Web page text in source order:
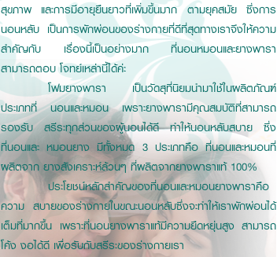
สุขภาพ และการมีอายุยืนยาวที่เพิ่มขึ้นมาก ตามยุคสมัย ซึ่งการ
นอนหลับ เป็นการพักผ่อนของร่างกายที่ดีที่สุดทางเราจึงให้ความ
สำคัญกับ เรื่องนี้เป็นอย่างมาก ที่นอนหมอนและยางพารา
สามารถตอบ โจทย์เหล่านี้ได้ค่ะ
โฟมยางพารา เป็นวัดสุที่นิยมนำมาใช้ในผลิตภัณฑ์
ประเภทที่ นอนและหมอน เพราะยางพารามีคุณสมบัติที่สามารถ
รองรับ สรีระทุกส่วนของผู้นอนได้ดี ทำให้นอนหลับสบาย ซึ่ง
ที่นอนและ หมอนยาง มีทั้งหมด 3 ประเภทคือ ที่นอนและหมอนที่
ผลิตจาก ยางสังเคราะห์ล้วนๆ ที่ผลิตจากยางพาราแท้ 100%
ประโยชน์หลักสำคัญของที่นอนและหมอนยางพาราคือ
ความ สบายของร่างกายในขณะนอนหลับซึ่งจะทำให้เราพักผ่อนได้
เต็มที่มากขึ้น เพราะที่นอนยางพาราแท้มีความยืดหยุ่นสูง สามารถ
โค้ง งอได้ดี เพื่อรับกับสรีระของร่างกายเรา